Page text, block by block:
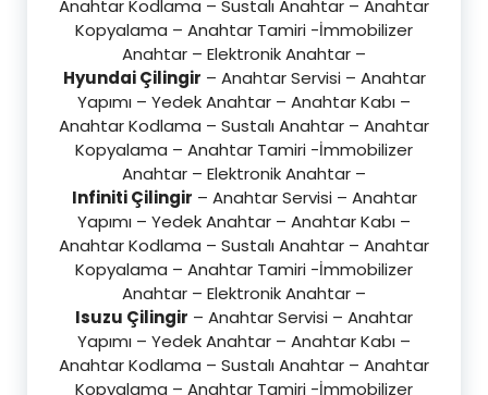
Anahtar Kodlama – Sustalı Anahtar – Anahtar
Kopyalama – Anahtar Tamiri -İmmobilizer
Anahtar – Elektronik Anahtar –
Hyundai Çilingir – Anahtar Servisi – Anahtar
Yapımı – Yedek Anahtar – Anahtar Kabı –
Anahtar Kodlama – Sustalı Anahtar – Anahtar
Kopyalama – Anahtar Tamiri -İmmobilizer
Anahtar – Elektronik Anahtar –
Infiniti Çilingir – Anahtar Servisi – Anahtar
Yapımı – Yedek Anahtar – Anahtar Kabı –
Anahtar Kodlama – Sustalı Anahtar – Anahtar
Kopyalama – Anahtar Tamiri -İmmobilizer
Anahtar – Elektronik Anahtar –
Isuzu Çilingir – Anahtar Servisi – Anahtar
Yapımı – Yedek Anahtar – Anahtar Kabı –
Anahtar Kodlama – Sustalı Anahtar – Anahtar
Kopyalama – Anahtar Tamiri -İmmobilizer